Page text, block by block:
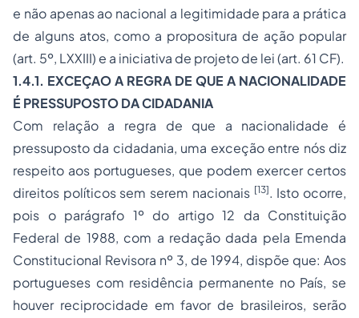
e não apenas ao nacional a legitimidade para a prática
de alguns atos, como a propositura de ação popular
(art. 5º, LXXIII) e a iniciativa de projeto de lei (art. 61 CF).
1.4.1. EXCEÇAO A REGRA DE QUE A NACIONALIDADE
É PRESSUPOSTO DA CIDADANIA
Com relação a regra de que a nacionalidade é
pressuposto da cidadania, uma exceção entre nós diz
respeito aos portugueses, que podem exercer certos
direitos políticos sem serem nacionais [13]. Isto ocorre,
pois o parágrafo 1º do artigo 12 da Constituição
Federal de 1988, com a redação dada pela Emenda
Constitucional Revisora nº 3, de 1994, dispõe que: Aos
portugueses com residência permanente no País, se
houver reciprocidade em favor de brasileiros, serão